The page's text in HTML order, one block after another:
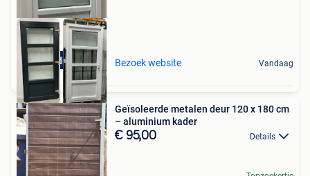
Buitendraaiend Bezoek website Vandaag
Geïsoleerde metalen deur 120 x 180 cm
– aluminium kader
€ 95,00 Details